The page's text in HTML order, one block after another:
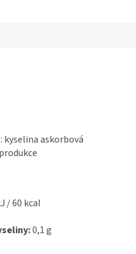
askorbová
/ 60 kcal
0,1 g